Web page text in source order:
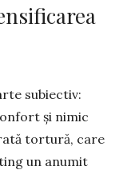
su­biectiv:
și nimic
tortură, care
un anumit